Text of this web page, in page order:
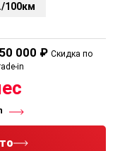
100км
000 ₽ Скидка по
in